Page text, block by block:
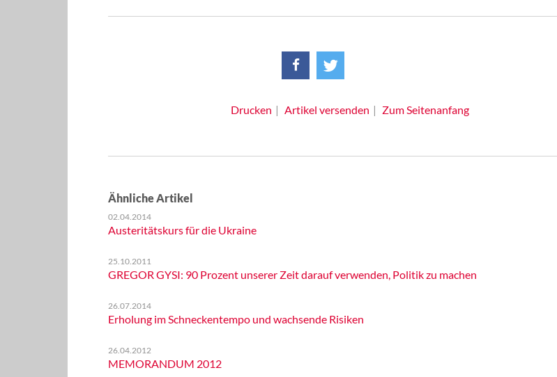
Drucken Artikel versenden Zum Seitenanfang
Ähnliche Artikel
02.04.2014
Austeritätskurs für die Ukraine
25.10.2011
GREGOR GYSI: 90 Prozent unserer Zeit darauf verwenden, Politik zu machen
26.07.2014
Erholung im Schneckentempo und wachsende Risiken
26.04.2012
MEMORANDUM 2012